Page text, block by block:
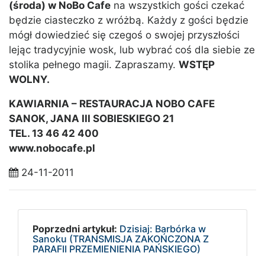
(środa) w NoBo Cafe na wszystkich gości czekać
będzie ciasteczko z wróżbą. Każdy z gości będzie
mógł dowiedzieć się czegoś o swojej przyszłości
lejąc tradycyjnie wosk, lub wybrać coś dla siebie ze
stolika pełnego magii. Zapraszamy. WSTĘP
WOLNY.
KAWIARNIA – RESTAURACJA NOBO CAFE
SANOK, JANA III SOBIESKIEGO 21
TEL. 13 46 42 400
www.nobocafe.pl
24-11-2011
Poprzedni artykuł: Dzisiaj: Barbórka w
Sanoku (TRANSMISJA ZAKOŃCZONA Z
PARAFII PRZEMIENIENIA PAŃSKIEGO)